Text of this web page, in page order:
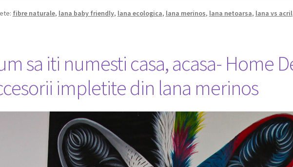
fibre naturale, lana baby friendly, lana ecologica, lana merinos, lana netoarsa, lana vs acril
sa iti numesti casa, acasa- Home
impletite din lana merinos